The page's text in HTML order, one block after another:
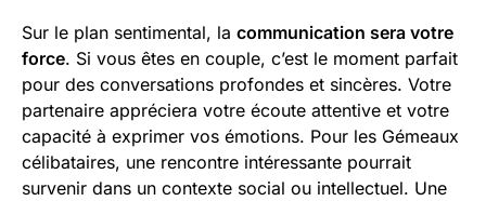
Sur le plan sentimental, la communication sera votre
force. Si vous êtes en couple, c’est le moment parfait
pour des conversations profondes et sincères. Votre
partenaire appréciera votre écoute attentive et votre
capacité à exprimer vos émotions. Pour les Gémeaux
célibataires, une rencontre intéressante pourrait
survenir dans un contexte social ou intellectuel. Une